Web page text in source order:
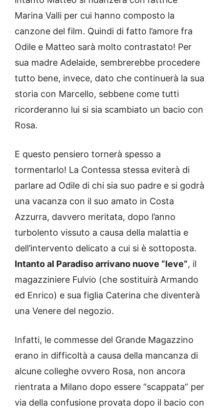
Marina Valli per cui hanno composto la
canzone del film. Quindi di fatto l’amore fra
Odile e Matteo sarà molto contrastato! Per
sua madre Adelaide, sembrerebbe procedere
tutto bene, invece, dato che continuerà la sua
storia con Marcello, sebbene come tutti
ricorderanno lui si sia scambiato un bacio con
Rosa.
E questo pensiero tornerà spesso a
tormentarlo! La Contessa stessa eviterà di
parlare ad Odile di chi sia suo padre e si godrà
una vacanza con il suo amato in Costa
Azzurra, davvero meritata, dopo l’anno
turbolento vissuto a causa della malattia e
dell’intervento delicato a cui si è sottoposta.
Intanto al Paradiso arrivano nuove “leve”, il
magazziniere Fulvio (che sostituirà Armando
ed Enrico) e sua figlia Caterina che diventerà
una Venere del negozio.
Infatti, le commesse del Grande Magazzino
erano in difficoltà a causa della mancanza di
alcune colleghe ovvero Rosa, non ancora
rientrata a Milano dopo essere “scappata” per
via della confusione provata dopo il bacio con